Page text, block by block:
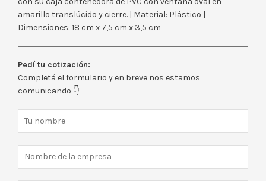
amarillo translúcido y cierre. | Material: Plástico |
Dimensiones: 18 cm x 7,5 cm x 3,5 cm
Pedí tu cotización:
Completá el formulario y en breve nos estamos
comunicando 👇